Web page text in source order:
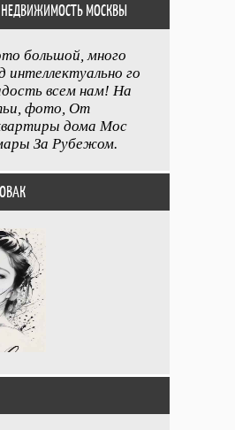
МОСКВЫ
большой, много
интеллектуально го
всем нам! На
фото, От
дома Мос
За Рубежом.